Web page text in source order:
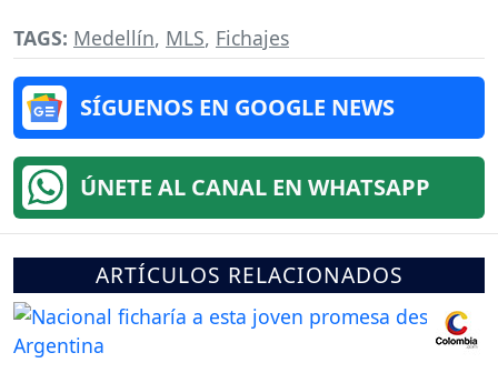
TAGS: Medellín, MLS, Fichajes
SÍGUENOS EN GOOGLE NEWS
ÚNETE AL CANAL EN WHATSAPP
ARTÍCULOS RELACIONADOS